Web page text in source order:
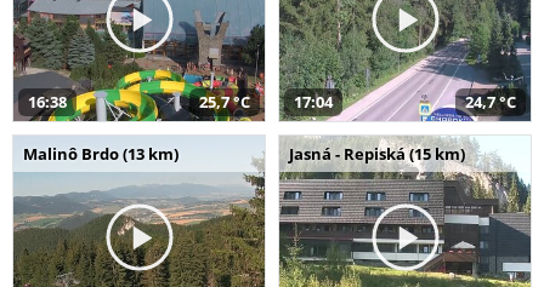
16:38 25,7 °C 17:04 24,7 °C
Malinô Brdo (13 km) Jasná - Repiská (15 km)